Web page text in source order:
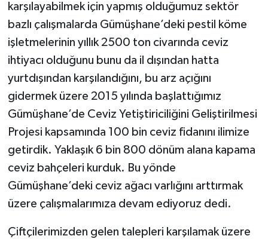
karşılayabilmek için yapmış olduğumuz sektör
bazlı çalışmalarda Gümüşhane’deki pestil köme
işletmelerinin yıllık 2500 ton civarında ceviz
ihtiyacı olduğunu bunu da il dışından hatta
yurtdışından karşılandığını, bu arz açığını
gidermek üzere 2015 yılında başlattığımız
Gümüşhane’de Ceviz Yetiştiriciliğini Geliştirilmesi
Projesi kapsamında 100 bin ceviz fidanını ilimize
getirdik. Yaklaşık 6 bin 800 dönüm alana kapama
ceviz bahçeleri kurduk. Bu yönde
Gümüşhane’deki ceviz ağacı varlığını arttırmak
üzere çalışmalarımıza devam ediyoruz dedi.
Çiftçilerimizden gelen talepleri karşılamak üzere